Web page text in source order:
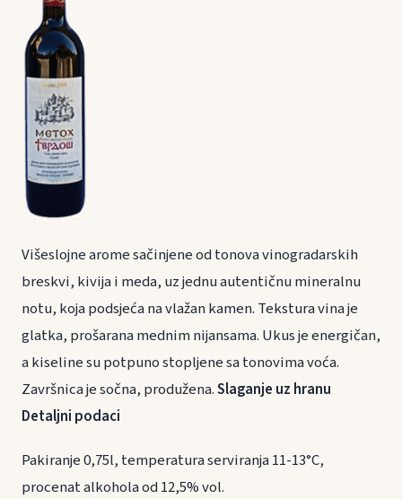
Višeslojne arome sačinjene od tonova vinogradarskih
breskvi, kivija i meda, uz jednu autentičnu mineralnu
notu, koja podsjeća na vlažan kamen. Tekstura vina je
glatka, prošarana mednim nijansama. Ukus je energičan,
a kiseline su potpuno stopljene sa tonovima voća.
Završnica je sočna, produžena.Slaganje uz hranu
Detaljni podaci
Pakiranje 0,75l, temperatura serviranja 11-13°C,
procenat alkohola od 12,5% vol.